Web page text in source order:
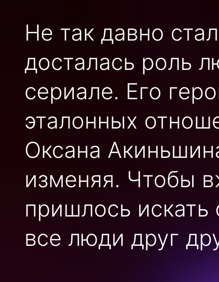
Не так давно
досталась роль
сериале. Его
эталонных
Оксана
изменяя. Чтобы
пришлось
все люди друг